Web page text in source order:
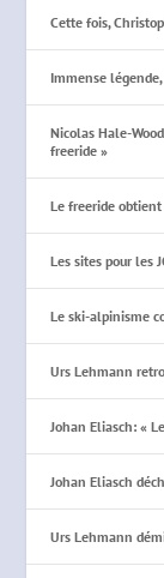
Cette fois,
Immense
Nicolas Hale-
freeride »
Le freeride
Les sites pour les
Le ski-alpinisme
Urs Lehmann
Johan Eliasch: «
Johan Eliasch
Urs Lehmann